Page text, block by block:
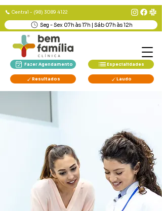
Central - (98) 3089 4122
Seg - Sex 07h às 17h | Sáb 07h às 12h
Especialidades
Resultados Laudo
Fazer Agendamento